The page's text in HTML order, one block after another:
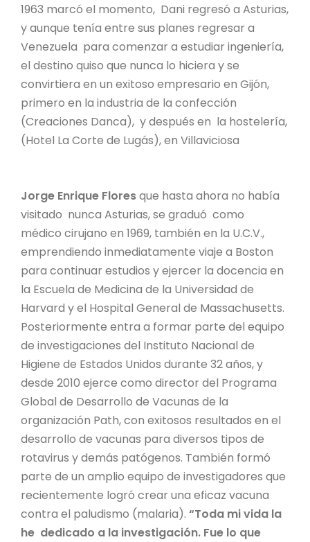
1963 marcó el momento, Dani regresó a Asturias,
y aunque tenía entre sus planes regresar a
Venezuela para comenzar a estudiar ingeniería,
el destino quiso que nunca lo hiciera y se
convirtiera en un exitoso empresario en Gijón,
primero en la industria de la confección
(Creaciones Danca), y después en la hostelería,
(Hotel La Corte de Lugás), en Villaviciosa
Jorge Enrique Floresque hasta ahora no había
visitado nunca Asturias, se graduó como
médico cirujano en 1969, también en la U.C.V.,
emprendiendo inmediatamente viaje a Boston
para continuar estudios y ejercer la docencia en
la Escuela de Medicina de la Universidad de
Harvard y el Hospital General de Massachusetts.
Posteriormente entra a formar parte del equipo
de investigaciones del Instituto Nacional de
Higiene de Estados Unidos durante 32 años, y
desde 2010 ejerce como director del Programa
Global de Desarrollo de Vacunas de la
organización Path, con exitosos resultados en el
desarrollo de vacunas para diversos tipos de
rotavirus y demás patógenos. También formó
parte de un amplio equipo de investigadores que
recientemente logró crear una eficaz vacuna
contra el paludismo (malaria). “Toda mi vida la
he dedicado a la investigación. Fue lo que